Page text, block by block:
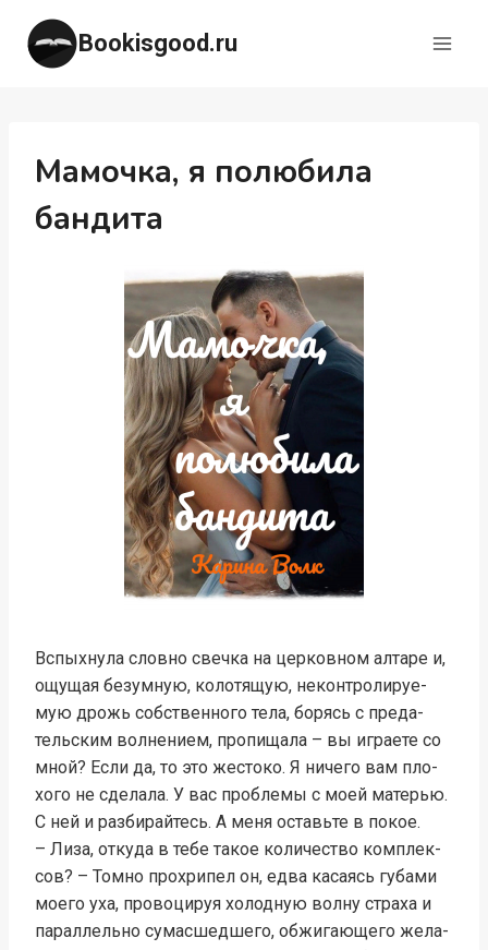
Перейти
содержимому
Bookisgood.ru
Мамочка, я полюбила
бандита
Вспых­ну­ла слов­но свеч­ка на цер­ков­ном ал­та­ре и,
ощу­щая бе­зум­ную, ко­ло­тя­щую, не­кон­тро­ли­руе­
мую дрожь соб­ст­вен­но­го те­ла, бо­рясь с пре­да­
тель­ским вол­не­ни­ем, про­пи­ща­ла – вы иг­рае­те со
мной? Ес­ли да, то это жес­то­ко. Я ни­че­го вам пло­
хо­го не сде­ла­ла. У вас про­бле­мы с мо­ей ма­те­рью.
С ней и раз­би­рай­тесь. А ме­ня ос­тавь­те в по­кое.
– Ли­за, от­ку­да в те­бе та­кое ко­ли­че­ст­во ком­плек­
сов? – Том­но про­хри­пел он, ед­ва ка­са­ясь гу­ба­ми
мое­го уха, про­во­ци­руя хо­лод­ную вол­ну стра­ха и
па­рал­лель­но су­ма­сшед­ше­го, об­жи­гаю­ще­го же­ла­